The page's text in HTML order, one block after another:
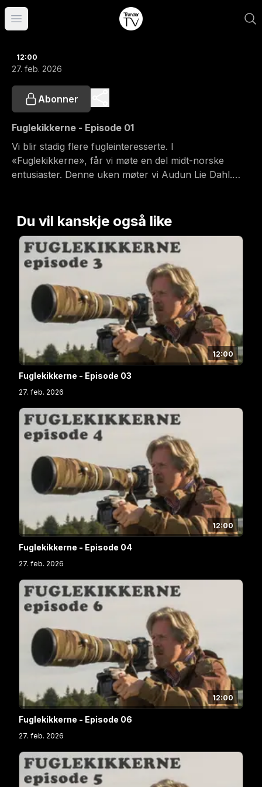
Åpne hovedmeny
12:00
27. feb. 2026
Abonner
Fuglekikkerne - Episode 01
Vi blir stadig flere fugleinteresserte. I
«Fuglekikkerne», får vi møte en del midt-norske
entusiaster. Denne uken møter vi Audun Lie Dahl.
Du vil kanskje også like
12:00
Fuglekikkerne - Episode 03
27. feb. 2026
12:00
Fuglekikkerne - Episode 04
27. feb. 2026
12:00
Fuglekikkerne - Episode 06
27. feb. 2026